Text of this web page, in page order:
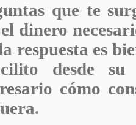
que te
el dinero
respuesta es
desde su
cómo